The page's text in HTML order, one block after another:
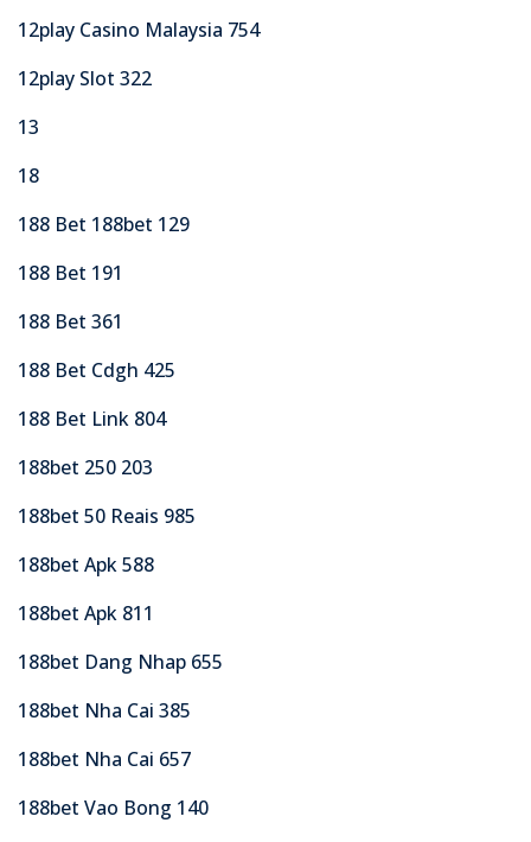
12play Casino Malaysia 754
12play Slot 322
13
18
188 Bet 188bet 129
188 Bet 191
188 Bet 361
188 Bet Cdgh 425
188 Bet Link 804
188bet 250 203
188bet 50 Reais 985
188bet Apk 588
188bet Apk 811
188bet Dang Nhap 655
188bet Nha Cai 385
188bet Nha Cai 657
188bet Vao Bong 140